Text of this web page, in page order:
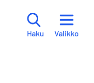
Haku Valikko